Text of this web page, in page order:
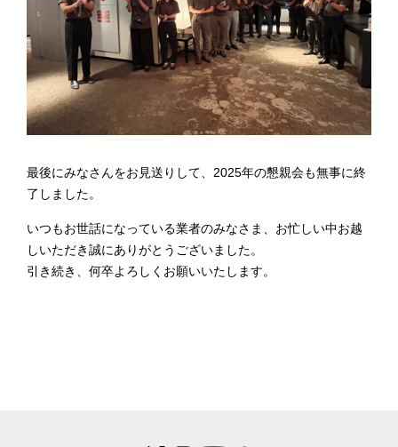
最後にみなさんをお見送りして、2025年の懇親会も無事に終
了しました。
いつもお世話になっている業者のみなさま、お忙しい中お越
しいただき誠にありがとうございました。
引き続き、何卒よろしくお願いいたします。